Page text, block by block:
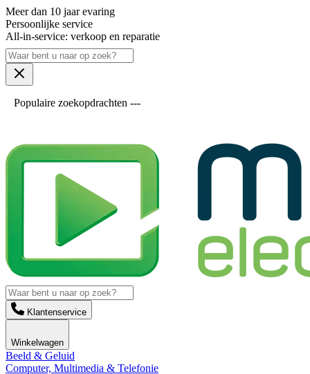
Meer dan 10 jaar evaring
Persoonlijke service
All-in-service: verkoop en reparatie
Populaire zoekopdrachten ---
Klantenservice
Winkelwagen
Beeld & Geluid
Computer, Multimedia & Telefonie